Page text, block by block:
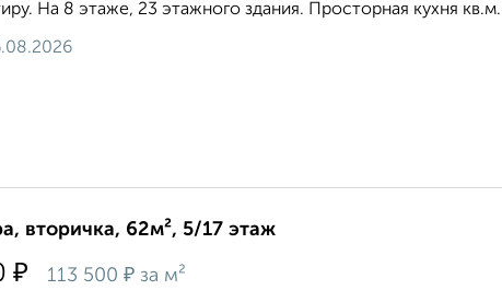
На 8 этаже, 23 этажного здания. Просторная кухня
вторичка, 62м², 5/17 этаж
₽ 113 500 ₽ за м²